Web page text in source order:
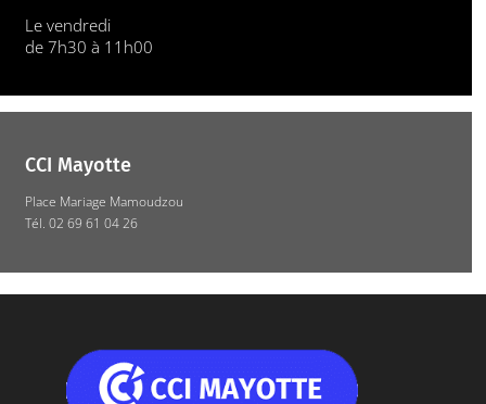
Le vendredi
de 7h30 à 11h00
CCI Mayotte
Place Mariage Mamoudzou
Tél. 02 69 61 04 26